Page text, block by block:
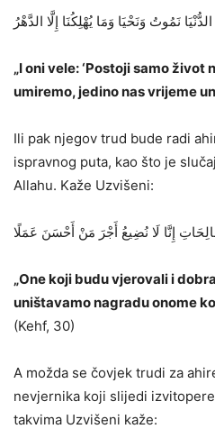
نَمُوتُ وَنَحْيَا وَمَا يُهْلِكُنَا إِلَّا الدَّهْرُ
„I oni vele: ‘Postoji samo
umiremo, jedino nas vrijeme
Ili pak njegov trud bude radi
ispravnog puta, kao što je
Allahu. Kaže Uzvišeni:
إِنَّا لَا نُضِيعُ أَجْرَ مَنْ أَحْسَنَ عَمَلًا
„One koji budu vjerovali i
uništavamo nagradu onome
(Kehf, 30)
A možda se čovjek trudi za
nevjernika koji slijedi
takvima Uzvišeni kaže: